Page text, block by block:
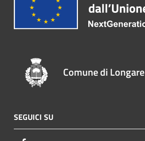
Comune di Longare
SEGUICI SU